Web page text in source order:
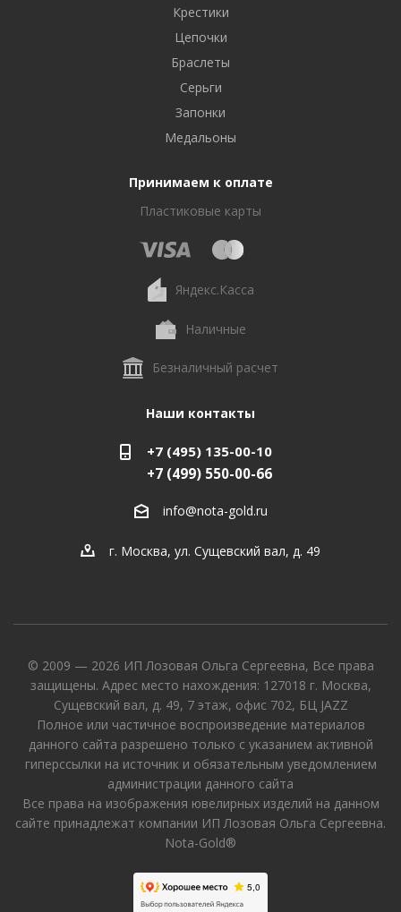
Крестики
Цепочки
Браслеты
Серьги
Запонки
Медальоны
Принимаем к оплате
Пластиковые карты
Яндекс.Касса
Наличные
Безналичный расчет
Наши контакты
+7 (495) 135-00-10
+7 (499) 550-00-66
info@nota-gold.ru
г. Москва, ул. Сущевский вал, д. 49
© 2009 — 2026 ИП Лозовая Ольга Сергеевна, Все права
защищены. Адрес место нахождения: 127018 г. Москва,
Сущевский вал, д. 49, 7 этаж, офис 702, БЦ JAZZ
Полное или частичное воспроизведение материалов
данного сайта разрешено только с указанием активной
гиперссылки на источник и обязательным уведомлением
администрации данного сайта
Все права на изображения ювелирных изделий на данном
сайте принадлежат компании ИП Лозовая Ольга Сергеевна.
Nota-Gold®